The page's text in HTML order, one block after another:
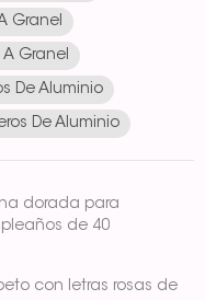
Granel
Granel
De Aluminio
De Aluminio
dorada para
de 40
con letras rosas de